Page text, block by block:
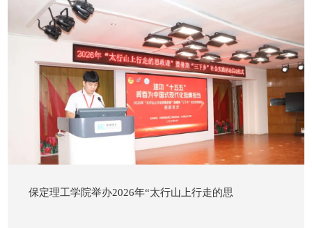
保定理工学院举办2026年“太行山上行走的思